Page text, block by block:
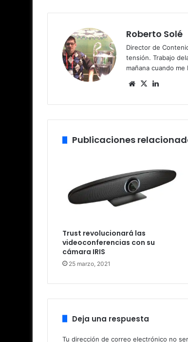
Roberto Solé
Director de
tensión. Trabajo
mañana cuando
Siti
we
b
X
dIn
Publicaciones
Trust revolucionará las
videoconferencias con su
cámara IRIS
25 marzo, 2021
Deja una respuesta
Tu dirección de correo electrónico no